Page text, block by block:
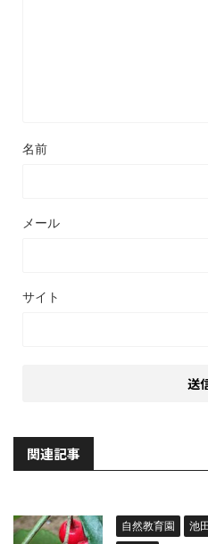
名前
メール
サイト
関連記事
自然教育園 池